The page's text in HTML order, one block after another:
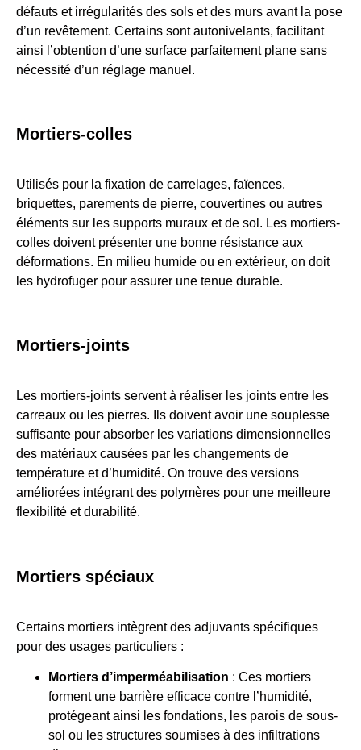
défauts et irrégularités des sols et des murs avant la pose
d’un revêtement. Certains sont autonivelants, facilitant
ainsi l’obtention d’une surface parfaitement plane sans
nécessité d’un réglage manuel.
Mortiers-colles
Utilisés pour la fixation de carrelages, faïences,
briquettes, parements de pierre, couvertines ou autres
éléments sur les supports muraux et de sol. Les mortiers-
colles doivent présenter une bonne résistance aux
déformations. En milieu humide ou en extérieur, on doit
les hydrofuger pour assurer une tenue durable.
Mortiers-joints
Les mortiers-joints servent à réaliser les joints entre les
carreaux ou les pierres. Ils doivent avoir une souplesse
suffisante pour absorber les variations dimensionnelles
des matériaux causées par les changements de
température et d’humidité. On trouve des versions
améliorées intégrant des polymères pour une meilleure
flexibilité et durabilité.
Mortiers spéciaux
Certains mortiers intègrent des adjuvants spécifiques
pour des usages particuliers :
Mortiers d’imperméabilisation : Ces mortiers
forment une barrière efficace contre l’humidité,
protégeant ainsi les fondations, les parois de sous-
sol ou les structures soumises à des infiltrations